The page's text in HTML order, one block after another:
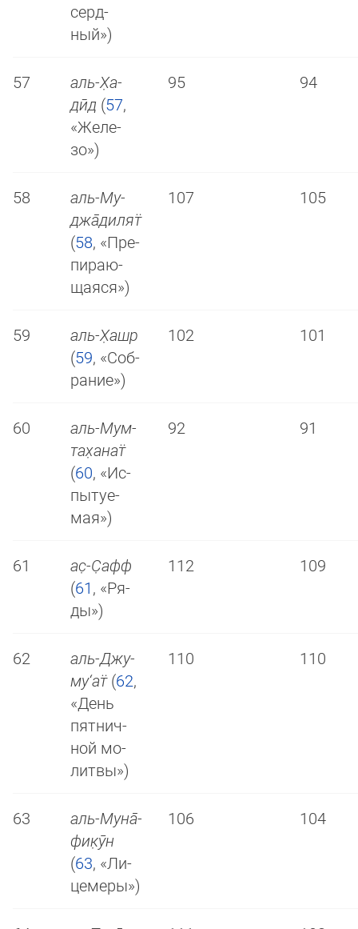
серд­
ный»)
57
аль-Х̣а­
дӣд (57,
«Же­ле­
зо»)
95 94
58
аль-Му­
джа̄­ди­лят̈
(58, «Пре­
пи­раю­
щая­ся»)
107 105
59
аль-Х̣ашр
(59, «Соб­
ра­ние»)
102 101
60
аль-Мум­
та­х̣а­нат̈
(60, «Ис­
пы­туе­
мая»)
92 91
61
ас̣-С̣афф
(61, «Ря­
ды»)
112 109
62
аль-Джу­
му­‘ат̈(62,
«День
пят­нич­
ной мо­
лит­вы»)
110 110
63
аль-Му­на̄­
фи­к̣ӯн
(63, «Ли­
це­ме­ры»)
106 104